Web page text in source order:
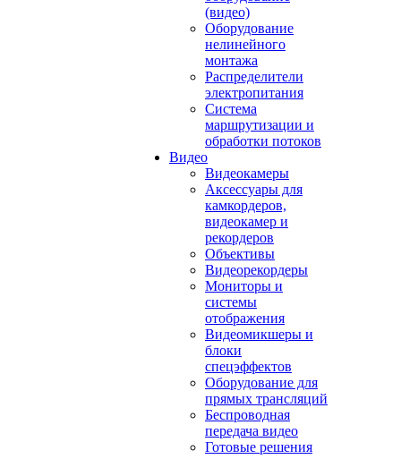
(видео)
Оборудование
нелинейного
монтажа
Распределители
электропитания
Система
маршрутизации и
обработки потоков
Видео
Видеокамеры
Аксессуары для
камкордеров,
видеокамер и
рекордеров
Объективы
Видеорекордеры
Мониторы и
системы
отображения
Видеомикшеры и
блоки
спецэффектов
Оборудование для
прямых трансляций
Беспроводная
передача видео
Готовые решения